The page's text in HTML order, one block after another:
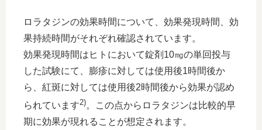
ロラタジンの効果時間について、効果発現時間、効
果持続時間がそれぞれ確認されています。
効果発現時間はヒトにおいて錠剤10㎎の単回投与
した試験にて、膨疹に対しては使用後1時間後か
ら、紅斑に対しては使用後2時間後から効果が認め
られています2)。この点からロラタジンは比較的早
期に効果が現れることが想定されます。